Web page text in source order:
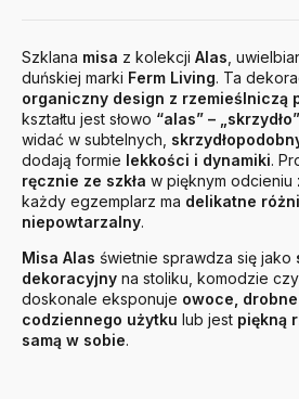
Szklana misa z kolekcji Alas ,
duńskiej marki Ferm Living. Ta
organiczny design z rzemieślniczą
kształtu jest słowo “alas” –
widać w subtelnych,
dodają formie lekkości i dynamiki.
ręcznie ze szkła w pięknym odcieniu
każdy egzemplarz ma delikatne
niepowtarzalny.
Misa Alas świetnie sprawdza się jako
dekoracyjny na stoliku, komodzie
doskonale eksponuje owoce,
codziennego użytku lub jest piękną
samą w sobie.